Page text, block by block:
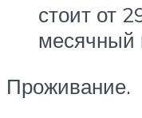
стоит от
месячный
Проживание.